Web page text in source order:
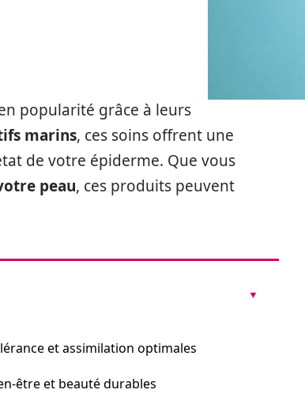
popularité grâce à leurs
marins, ces soins offrent une
de votre épiderme. Que vous
peau, ces produits peuvent
et assimilation optimales
être et beauté durables